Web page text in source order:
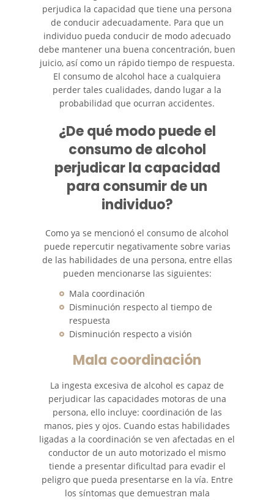
Recuperación de la
Compensación
Tipos de Compensaciones
Disponibles
Tipo de Evidencia Necesaria
Lesiones Catastróficas
Accidentes de Avión
Accidentes de Automóvil
Turísticos
Accidente de Bicicleta
Accidentes de Camiones
Accidentes de Tren y Metro
Accidentes de Motocicleta
Accidentes Peatonales
Tipos de Lesiones
Catastróficas
Muerte por Negligencia
Construyendo su Caso
perjudica la capacidad que tiene una persona
de conducir adecuadamente. Para que un
individuo pueda conducir de modo adecuado
debe mantener una buena concentración, buen
juicio, así como un rápido tiempo de respuesta.
El consumo de alcohol hace a cualquiera
perder tales cualidades, dando lugar a la
probabilidad que ocurran accidentes.
¿De qué modo puede el
consumo de alcohol
perjudicar la capacidad
para consumir de un
individuo?
Como ya se mencionó el consumo de alcohol
puede repercutir negativamente sobre varias
de las habilidades de una persona, entre ellas
pueden mencionarse las siguientes:
Mala coordinación
Disminución respecto al tiempo de
respuesta
Disminución respecto a visión
Mala coordinación
La ingesta excesiva de alcohol es capaz de
perjudicar las capacidades motoras de una
persona, ello incluye: coordinación de las
manos, pies y ojos. Cuando estas habilidades
ligadas a la coordinación se ven afectadas en el
conductor de un auto motorizado el mismo
tiende a presentar dificultad para evadir el
peligro que pueda presentarse en la vía. Entre
los síntomas que demuestran mala